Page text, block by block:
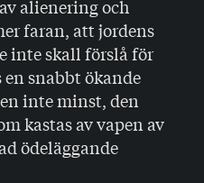
alienering och
faran, att jordens
inte skall förslå för
snabbt ökande
inte minst, den
kastas av vapen av
ödeläggande